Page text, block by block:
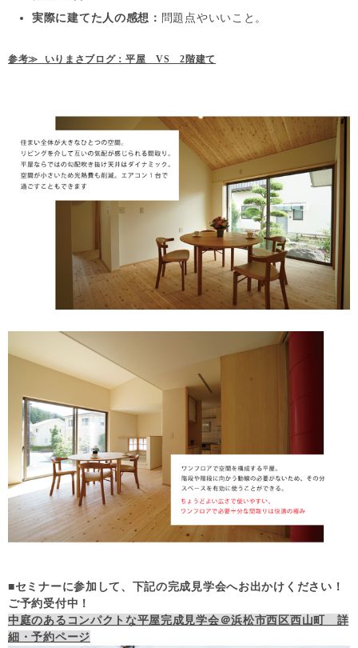
実際に建てた人の感想： 問題点やいいこと。
参考≫ いりまさブログ：平屋 VS 2階建て
■セミナーに参加して、下記の完成見学会へお出かけください！
ご予約受付中！
中庭のあるコンパクトな平屋完成見学会＠浜松市西区西山町 詳
細・予約ページ